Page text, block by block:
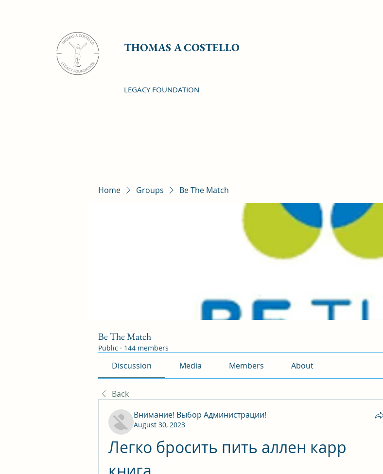
THOMAS A COSTELLO
LEGACY FOUNDATION
Home Groups Be The Match
Be The Match
Public · 144 members
Discussion Media Members About
Back
Внимание! Выбор Администрации!
August 30, 2023
Легко бросить пить аллен карр